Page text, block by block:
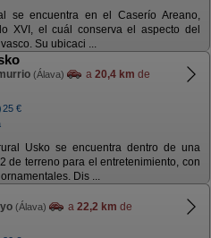
se encuentra en el Caserío Areano,
XVI, el cuál conserva el aspecto del
Su ubicaci ...
(Álava) a 20,4 km de
25 €
Usko se encuentra dentro de una
de terreno para el entretenimiento, con
Dis ...
(Álava) a 22,2 km de